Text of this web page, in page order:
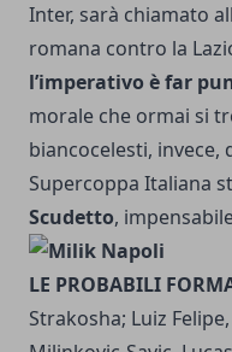
Inter, sarà chiamato
romana contro la
l’imperativo è far
morale che ormai si
biancocelesti,
Supercoppa Italiana
Scudetto,
LE PROBABILI
Strakosha; Luiz